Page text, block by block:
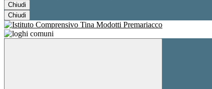
Chiudi
Chiudi